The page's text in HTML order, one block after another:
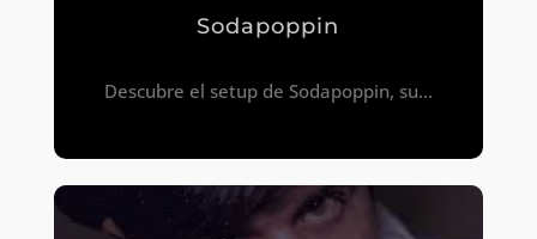
Sodapoppin
Descubre el setup de Sodapoppin, su...